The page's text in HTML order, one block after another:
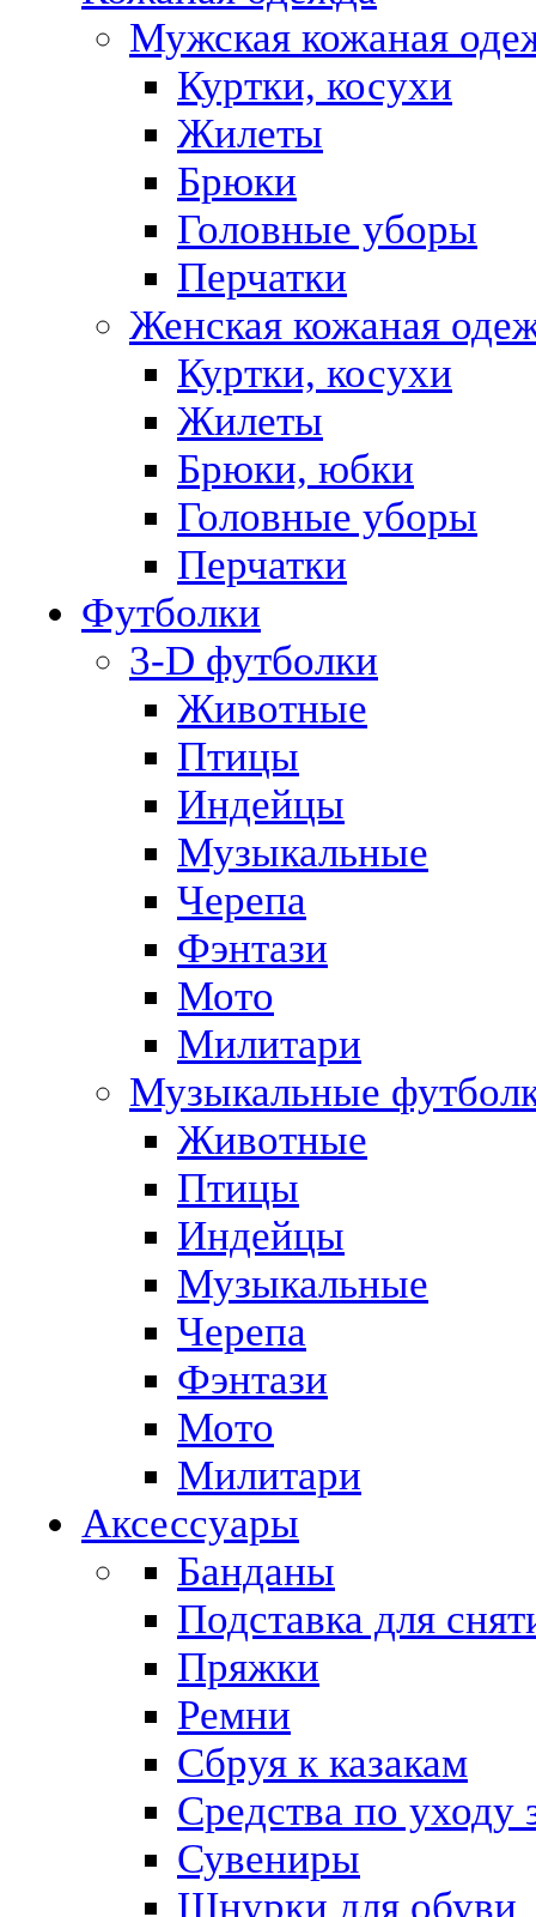
Мужская кожаная
Куртки, косухи
Жилеты
Брюки
Головные уборы
Перчатки
Женская кожаная
Куртки, косухи
Жилеты
Брюки, юбки
Головные уборы
Перчатки
Футболки
3-D футболки
Животные
Птицы
Индейцы
Музыкальные
Черепа
Фэнтази
Мото
Милитари
Музыкальные
Животные
Птицы
Индейцы
Музыкальные
Черепа
Фэнтази
Мото
Милитари
Аксессуары
Банданы
Подставка для
Пряжки
Ремни
Сбруя к казакам
Средства по уходу
Сувениры
Шнурки для обуви